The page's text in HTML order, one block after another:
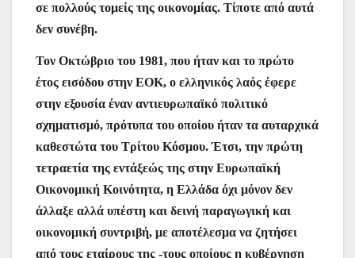
σε πολλούς τομείς της οικονομίας. Τίποτε από αυτά
δεν συνέβη.
Τον Οκτώβριο του 1981, που ήταν και το πρώτο
έτος εισόδου στην ΕΟΚ, ο ελληνικός λαός έφερε
στην εξουσία έναν αντιευρωπαϊκό πολιτικό
σχηματισμό, πρότυπα του οποίου ήταν τα αυταρχικά
καθεστώτα του Τρίτου Κόσμου. Έτσι, την πρώτη
τετραετία της εντάξεώς της στην Ευρωπαϊκή
Οικονομική Κοινότητα, η Ελλάδα όχι μόνον δεν
άλλαξε αλλά υπέστη και δεινή παραγωγική και
οικονομική συντριβή, με αποτέλεσμα να ζητήσει
από τους εταίρους της -τους οποίους η κυβέρνηση